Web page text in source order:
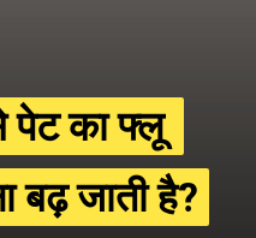
पेट का फ्लू
बढ़ जाती है?
पेट का फ्लू
बढ़ जाती है?